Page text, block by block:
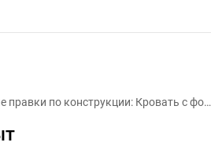
правки по конструкции: Кровать с фо…